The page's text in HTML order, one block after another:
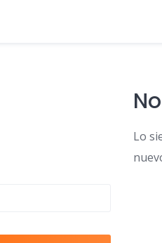
Lo